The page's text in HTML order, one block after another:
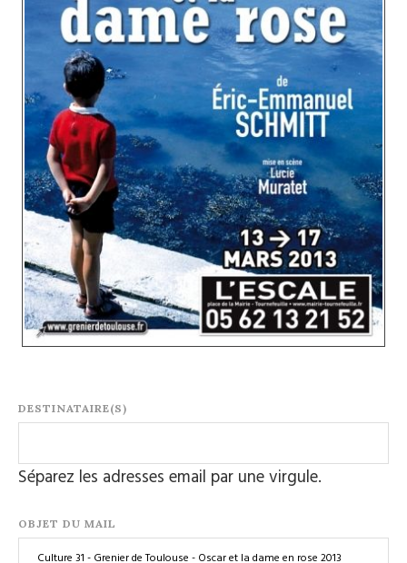
DESTINATAIRE(S)
Séparez les adresses email par une virgule.
OBJET DU MAIL